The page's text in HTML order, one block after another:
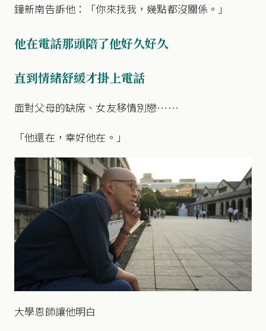
鐘新南告訴他：「你來找我，幾點都沒關係。」
他在電話那頭陪了他好久好久
直到情緒舒緩才掛上電話
面對父母的缺席、女友移情別戀……
「他還在，幸好他在。」
大學恩師讓他明白